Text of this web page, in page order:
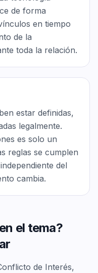
de forma
en tiempo
de la
toda la relación.
estar definidas,
legalmente.
es solo un
reglas se cumplen
del
cambia.
el tema?
de Interés,